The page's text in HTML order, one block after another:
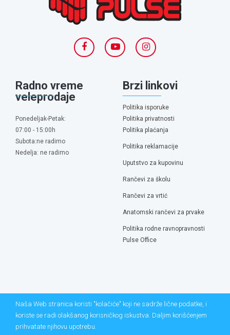
Radno vreme
veleprodaje
Ponedeljak-Petak:
07:00 - 15:00h
Subota:ne radimo
Nedelja: ne radimo
Brzi linkovi
Politika isporuke
Politika privatnosti
Politika plaćanja
Politika reklamacije
Uputstvo za kupovinu
Rančevi za školu
Rančevi za vrtić
Anatomski rančevi za prvake
Politika rodne ravnopravnosti
Pulse Office
Naša Web stranica koristi "kolačiće" koji ne sadrže lične podatke, i
koriste se radi olakšanog korisničkog iskustva. Daljim korišćenjem
prihvatate njihovu upotrebu.